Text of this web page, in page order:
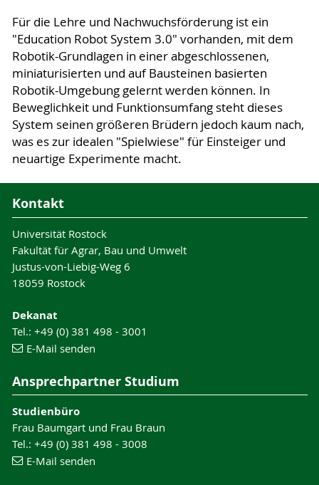
Für die Lehre und Nachwuchsförderung ist ein
"Education Robot System 3.0" vorhanden, mit dem
Robotik-Grundlagen in einer abgeschlossenen,
miniaturisierten und auf Bausteinen basierten
Robotik-Umgebung gelernt werden können. In
Beweglichkeit und Funktionsumfang steht dieses
System seinen größeren Brüdern jedoch kaum nach,
was es zur idealen "Spielwiese" für Einsteiger und
neuartige Experimente macht.
Kontakt
Universität Rostock
Fakultät für Agrar, Bau und Umwelt
Justus-von-Liebig-Weg 6
18059 Rostock
Dekanat
Tel.: +49 (0) 381 498 - 3001
E-Mail senden
Ansprechpartner Studium
Studienbüro
Frau Baumgart und Frau Braun
Tel.: +49 (0) 381 498 - 3008
E-Mail senden